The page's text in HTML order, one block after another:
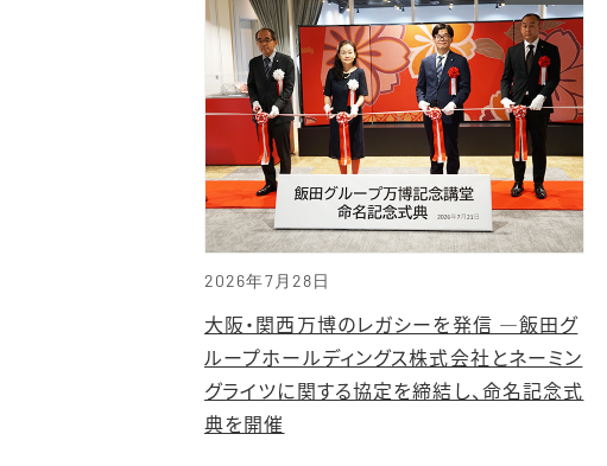
2026年7月28日
大阪・関西万博のレガシーを発信 ―飯田グ
ループホールディングス株式会社とネーミン
グライツに関する協定を締結し、命名記念式
典を開催